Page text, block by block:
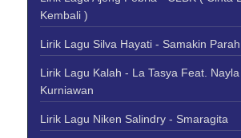
Kembali )
Lirik Lagu Silva Hayati - Samakin Parah
Lirik Lagu Kalah - La Tasya Feat.
Kurniawan
Lirik Lagu Niken Salindry - Smaragita